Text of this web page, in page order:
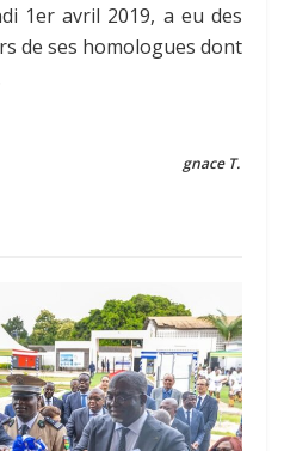
1er avril 2019, a eu des
de ses homologues dont
gnace T.